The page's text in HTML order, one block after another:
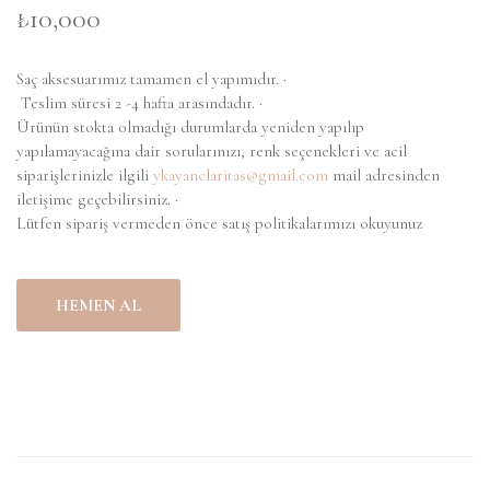
₺10,000
Saç aksesuarımız tamamen el yapımıdır. ·
Teslim süresi 2 -4 hafta arasındadır. ·
Ürünün stokta olmadığı durumlarda yeniden yapılıp
yapılamayacağına dair sorularınızı, renk seçenekleri ve acil
siparişlerinizle ilgili ykayanclaritas@gmail.com mail adresinden
iletişime geçebilirsiniz. ·
Lütfen sipariş vermeden önce satış politikalarımızı okuyunuz
HEMEN AL